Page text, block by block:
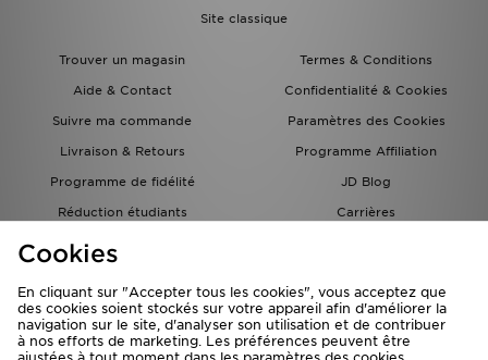
Site classique
Trouver un magasin
Termes & Conditions
Aide & Contact
Confidentialité & Cookies
Suivre ma commande
Paramètres des Cookies
Livraison & Retours
Programme Affiliation
Programme de fidélité
JD Blog
Réduction étudiants
Carrières
Carte Cadeau
Cookies
En cliquant sur "Accepter tous les cookies", vous acceptez que
des cookies soient stockés sur votre appareil afin d'améliorer la
navigation sur le site, d'analyser son utilisation et de contribuer
à nos efforts de marketing. Les préférences peuvent être